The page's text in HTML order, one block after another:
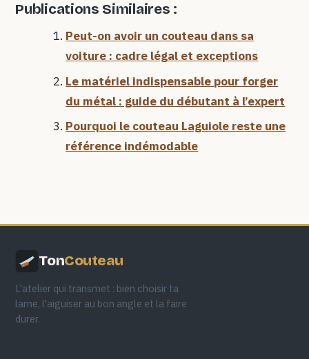
Publications Similaires :
Peut-on avoir un couteau dans sa
voiture : cadre légal et exceptions
Le matériel indispensable pour forger
du métal : guide du débutant à l’expert
Pourquoi le couteau Laguiole reste une
référence indémodable
TonCouteau
L'atelier qui transmet : bien choisir ta
lame, l'aiguiser au bon angle et la faire
durer.